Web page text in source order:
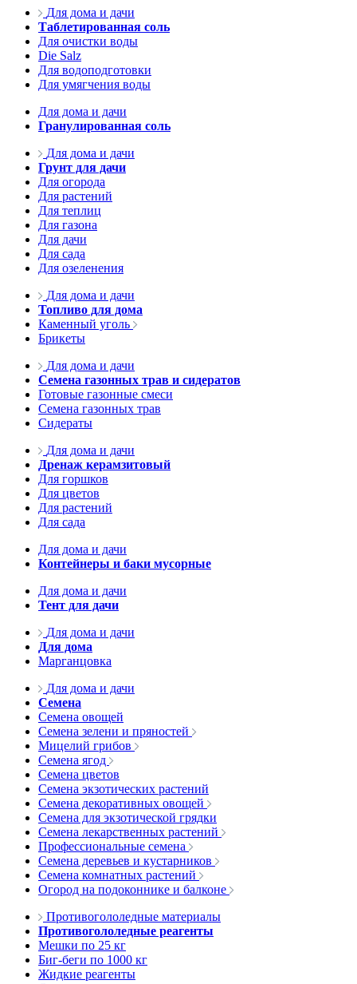
Для дома и дачи
Таблетированная соль
Для очистки воды
Die Salz
Для водоподготовки
Для умягчения воды
Для дома и дачи
Гранулированная соль
Для дома и дачи
Грунт для дачи
Для огорода
Для растений
Для теплиц
Для газона
Для дачи
Для сада
Для озеленения
Для дома и дачи
Топливо для дома
Каменный уголь
Брикеты
Для дома и дачи
Семена газонных трав и сидератов
Готовые газонные смеси
Семена газонных трав
Сидераты
Для дома и дачи
Дренаж керамзитовый
Для горшков
Для цветов
Для растений
Для сада
Для дома и дачи
Контейнеры и баки мусорные
Для дома и дачи
Тент для дачи
Для дома и дачи
Для дома
Марганцовка
Для дома и дачи
Семена
Семена овощей
Семена зелени и пряностей
Мицелий грибов
Семена ягод
Семена цветов
Семена экзотических растений
Семена декоративных овощей
Семена для экзотической грядки
Семена лекарственных растений
Профессиональные семена
Семена деревьев и кустарников
Семена комнатных растений
Огород на подоконнике и балконе
Противогололедные материалы
Противогололедные реагенты
Мешки по 25 кг
Биг-беги по 1000 кг
Жидкие реагенты